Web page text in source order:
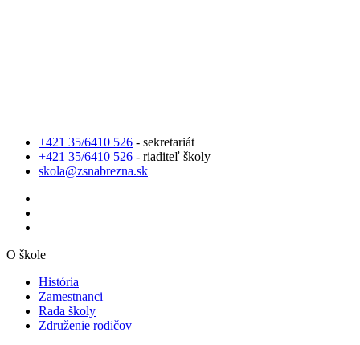
+421 35/6410 526 - sekretariát
+421 35/6410 526 - riaditeľ školy
skola@zsnabrezna.sk
O škole
História
Zamestnanci
Rada školy
Združenie rodičov